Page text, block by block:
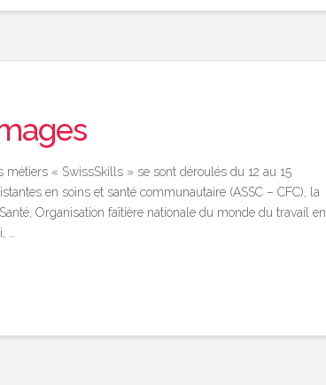
« SwissSkills » se sont déroulés du 12 au 15
en soins et santé communautaire (ASSC – CFC), la
Organisation faîtière nationale du monde du travail en